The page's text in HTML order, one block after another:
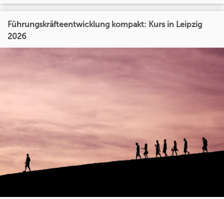
Führungskräfteentwicklung kompakt: Kurs in Leipzig
2026